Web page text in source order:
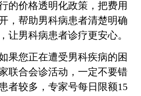
的价格透明化政策，把费用
，帮助男科病患者清楚明确
让男科病患者诊疗更安心。
您正在遭受男科疾病的困
联合会诊活动，一定不要错
者较多，专家号每日限额15